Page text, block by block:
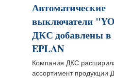
Автоматические
выключатели
ДКС добавлены в
EPLAN
Компания ДКС
ассортимент продукции